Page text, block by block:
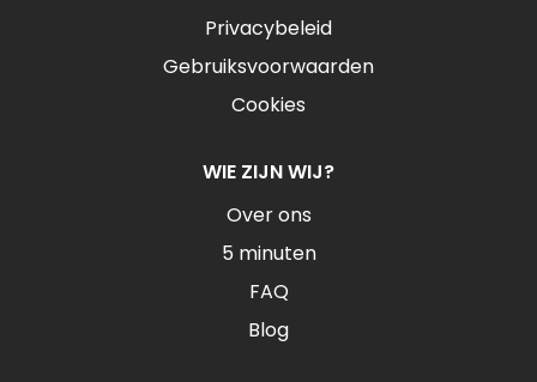
Privacybeleid
Gebruiksvoorwaarden
Cookies
WIE ZIJN WIJ?
Over ons
5 minuten
FAQ
Blog